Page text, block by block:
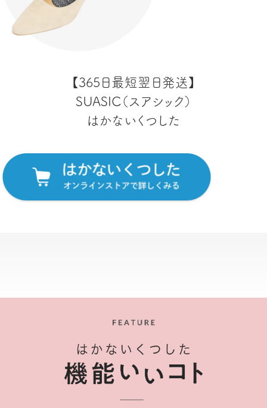
【365日最短翌日発送】
SUASIC（スアシック）
はかないくつした